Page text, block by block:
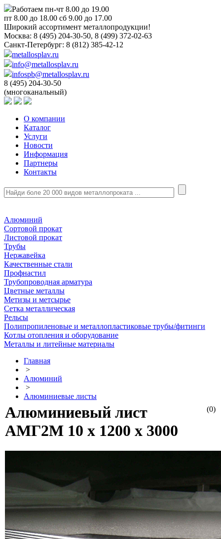
Работаем пн-чт 8.00 до 19.00
пт 8.00 до 18.00 сб 9.00 до 17.00
Широкий ассортимент металлопродукции!
Москва: 8 (495) 204-30-50, 8 (499) 372-02-63
Санкт-Петербург: 8 (812) 385-42-12
metallosplav.ru
info@metallosplav.ru
infospb@metallosplav.ru
8 (495) 204-30-50
(многоканальный)
О компании
Каталог
Услуги
Новости
Информация
Партнеры
Контакты
Алюминий
Сортовой прокат
Листовой прокат
Трубы
Нержавейка
Качественные стали
Профнастил
Трубопроводная арматура
Цветные металлы
Метизы и метсырье
Сетка металлическая
Рельсы
Полипропиленовые и металлопластиковые трубы/фитинги
Котлы отопления и оборудование
Металлы и литейные материалы
Главная
>
Алюминий
>
Алюминиевые листы
(0)
Алюминиевый лист
АМГ2М 10 х 1200 х 3000